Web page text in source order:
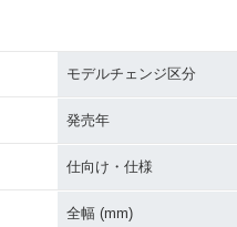
モデルチェンジ区分
発売年
仕向け・仕様
全幅 (mm)